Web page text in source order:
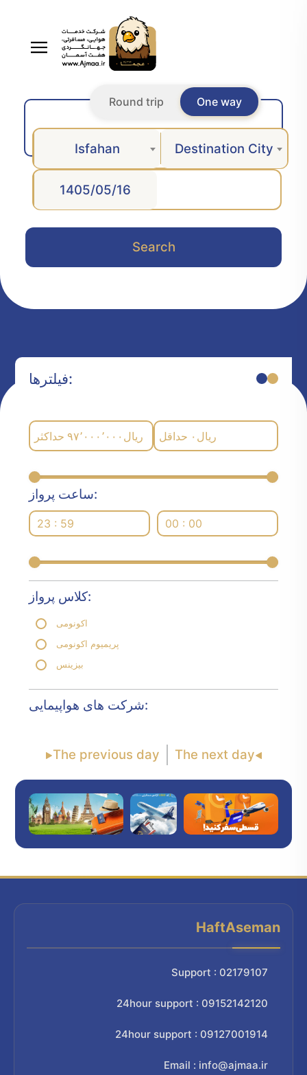
One way
Round trip
Isfahan Destination City
Search
فیلترها:
حداکثر ۹۷٬۰۰۰٬۰۰۰ ریال حداقل ۰ ریال
ساعت پرواز:
23 : 59 00 : 00
کلاس پرواز:
اکونومی
پریمیوم اکونومی
بیزینس
شرکت های هواپیمایی:
The previous day The next day
HaftAseman
Support : 02179107
24hour support : 09152142120
24hour support : 09127001914
Email : info@ajmaa.ir